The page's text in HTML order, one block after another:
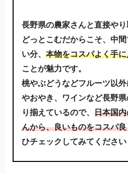
長野県の農家さんと直接や
どっとこむだからこそ、中
い分、 本物をコスパよく手
ことが魅力です。
桃やぶどうなどフルーツ以
やおやき、ワインなど長野
り揃えているので、 日本国
んから、良いものをコスパ
ひチェックしてみてください